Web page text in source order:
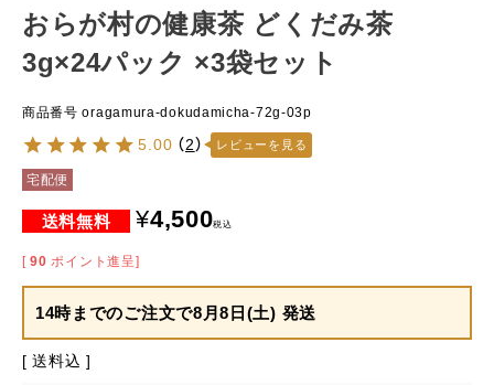
おらが村の健康茶 どくだみ茶
3g×24パック ×3袋セット
商品番号 oragamura-dokudamicha-72g-03p
5.00 （2） レビューを見る
宅配便
¥4,500税込
[ 90 ポイント進呈]
14時までのご注文で8月8日(土) 発送
送料込